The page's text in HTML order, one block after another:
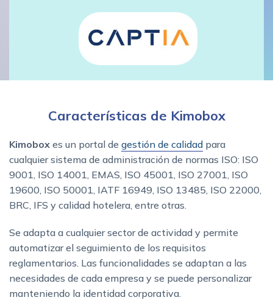
Características de Kimobox
Kimobox es un portal de gestión de calidad para
cualquier sistema de administración de normas ISO: ISO
9001, ISO 14001, EMAS, ISO 45001, ISO 27001, ISO
19600, ISO 50001, IATF 16949, ISO 13485, ISO 22000,
BRC, IFS y calidad hotelera, entre otras.
Se adapta a cualquier sector de actividad y permite
automatizar el seguimiento de los requisitos
reglamentarios. Las funcionalidades se adaptan a las
necesidades de cada empresa y se puede personalizar
manteniendo la identidad corporativa.